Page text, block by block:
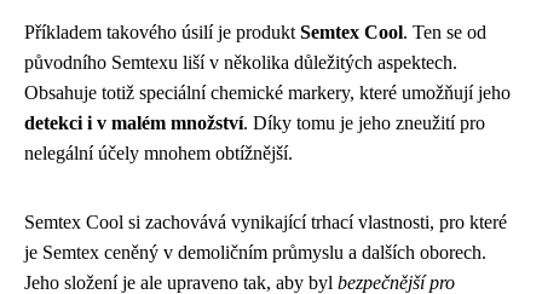
Příkladem takového úsilí je produkt Semtex Cool. Ten se od
původního Semtexu liší v několika důležitých aspektech.
Obsahuje totiž speciální chemické markery, které umožňují jeho
detekci i v malém množství. Díky tomu je jeho zneužití pro
nelegální účely mnohem obtížnější.
Semtex Cool si zachovává vynikající trhací vlastnosti, pro které
je Semtex ceněný v demoličním průmyslu a dalších oborech.
Jeho složení je ale upraveno tak, aby byl bezpečnější pro